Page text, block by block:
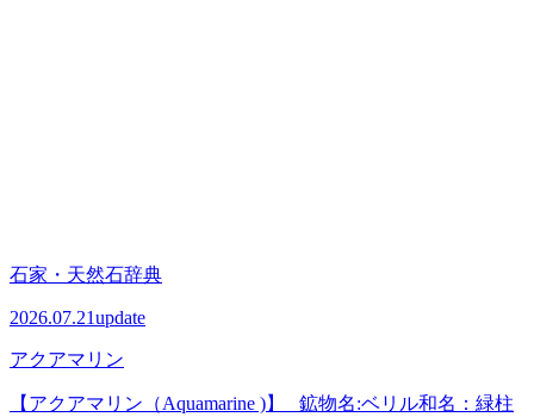
石家・天然石辞典
2026.07.21update
アクアマリン
【アクアマリン（Aquamarine )】 鉱物名:ベリル和名：緑柱